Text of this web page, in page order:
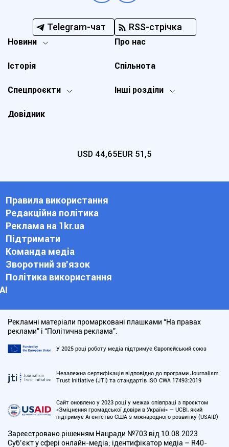
Telegram-чат RSS-стрічка
Новини
Спецпроєкти Інші розділи
Історія
Про нас
Довідник
Спільнота
USD 44,65EUR 51,5
Правила використання
Редакційна політика
Реклама на 1kr.ua
Підтримати
Команда медіа
Зворотний зв'язок
Політика використання
АІ
Рекламні матеріали промарковані плашками “На правах
реклами” і “Політична реклама”.
У 2025 році роботу медіа підтримує Європейський союз
Незалежна сертифікація відповідно до програми Journalism
Trust Initiative (JTI) та стандартів ISO CWA 17493:2019
Сайт оновлено у 2023 році у межах співпраці з проєктом
«Зміцнення громадської довіри в Україні» — UCBI, який
підтримує Агентство США з міжнародного розвитку (USAID)
Зареєстровано рішенням Нацради №703 від 10.08.2023
Cуб’єкт у сфері онлайн-медіа; ідентифікатор медіа – R40-